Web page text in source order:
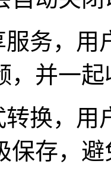
务，用
，并一起
换，
保存，